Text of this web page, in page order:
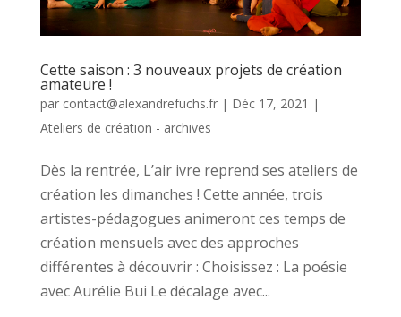
Cette saison : 3 nouveaux projets de création
amateure !
par contact@alexandrefuchs.fr| Déc 17, 2021 |
Ateliers de création - archives
Dès la rentrée, L’air ivre reprend ses ateliers de
création les dimanches ! Cette année, trois
artistes-pédagogues animeront ces temps de
création mensuels avec des approches
différentes à découvrir : Choisissez : La poésie
avec Aurélie Bui Le décalage avec...